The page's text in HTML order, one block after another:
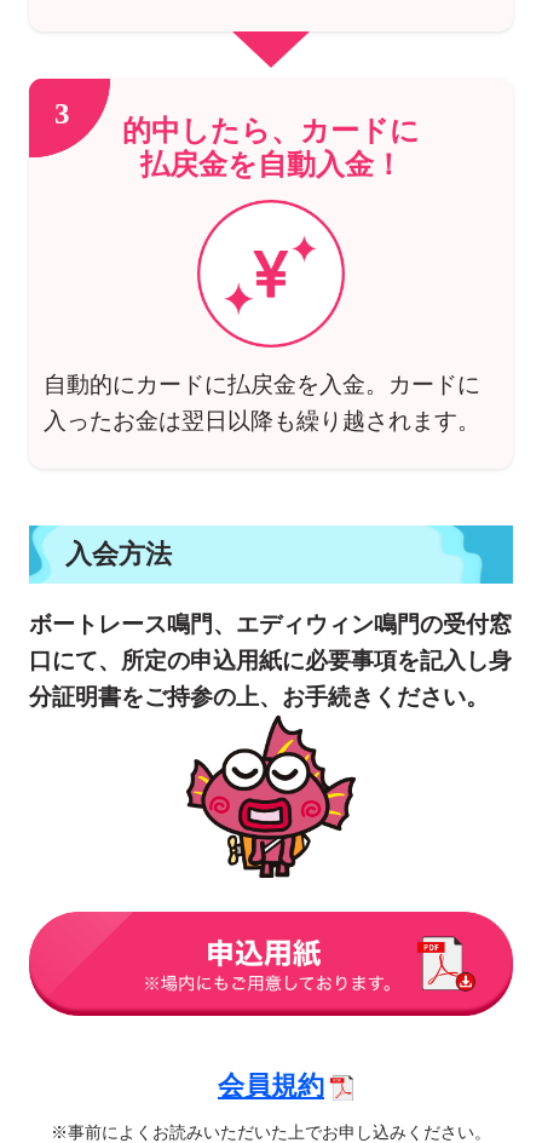
3
的中したら、カードに
払戻金を自動入金！
自動的にカードに払戻金を入金。カードに
入ったお金は翌日以降も繰り越されます。
入会方法
ボートレース鳴門、エディウィン鳴門の受付窓
口にて、所定の申込用紙に必要事項を記入し身
分証明書をご持参の上、お手続きください。
会員規約
※事前によくお読みいただいた上でお申し込みください。